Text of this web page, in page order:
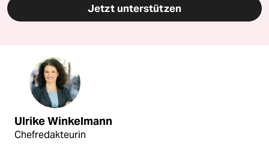
Jetzt unterstützen
Ulrike Winkelmann
Chefredakteurin